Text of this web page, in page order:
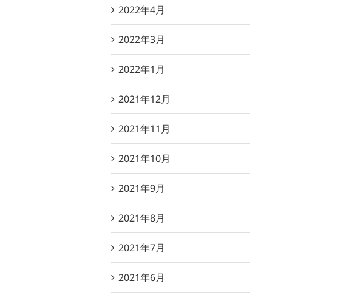
2022年4月
2022年3月
2022年1月
2021年12月
2021年11月
2021年10月
2021年9月
2021年8月
2021年7月
2021年6月